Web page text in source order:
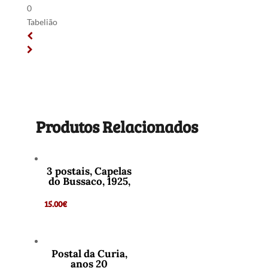
0
Tabelião
Produtos Relacionados
3 postais, Capelas
do Bussaco, 1925,
15.00€
Postal da Curia,
anos 20